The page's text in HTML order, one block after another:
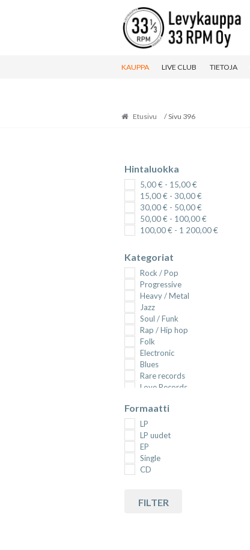
to
navigation
to
content
KAUPPA LIVE CLUB TIETOJA
Etusivu / Sivu 396
Hintaluokka
5,00€ - 15,00€
15,00€ - 30,00€
30,00€ - 50,00€
50,00€ - 100,00€
100,00€ - 1 200,00€
Kategoriat
Rock / Pop
Progressive
Heavy / Metal
Jazz
Soul / Funk
Rap / Hip hop
Folk
Electronic
Blues
Rare records
Love Records
Reggae
Punk
Rockabilly
Country
Psychedelic
K-pop
DVD
Formaatti
LP
LP uudet
EP
Single
CD
FILTER